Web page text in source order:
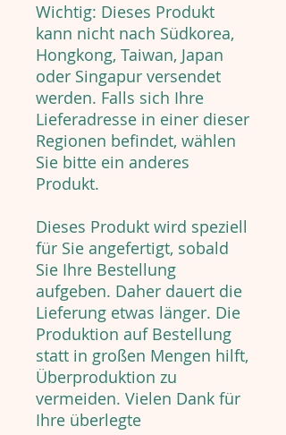
Wichtig: Dieses Produkt
kann nicht nach Südkorea,
Hongkong, Taiwan, Japan
oder Singapur versendet
werden. Falls sich Ihre
Lieferadresse in einer dieser
Regionen befindet, wählen
Sie bitte ein anderes
Produkt.
Dieses Produkt wird speziell
für Sie angefertigt, sobald
Sie Ihre Bestellung
aufgeben. Daher dauert die
Lieferung etwas länger. Die
Produktion auf Bestellung
statt in großen Mengen hilft,
Überproduktion zu
vermeiden. Vielen Dank für
Ihre überlegte